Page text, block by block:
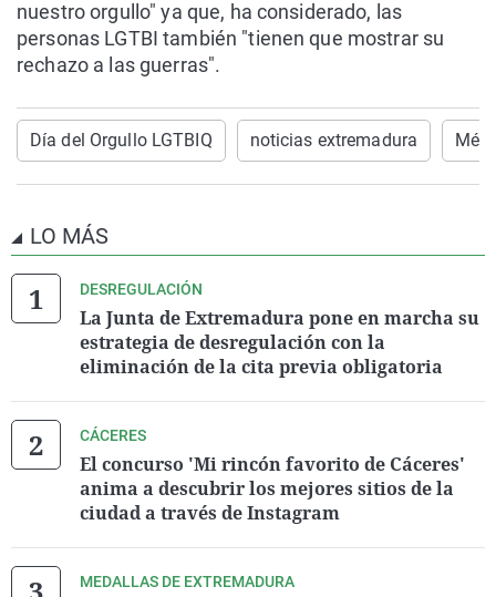
nuestro orgullo" ya que, ha considerado, las
personas LGTBI también "tienen que mostrar su
rechazo a las guerras".
Día del Orgullo LGTBIQ noticias extremadura
LO MÁS
DESREGULACIÓN
La Junta de Extremadura pone en marcha su
estrategia de desregulación con la
eliminación de la cita previa obligatoria
CÁCERES
El concurso 'Mi rincón favorito de Cáceres'
anima a descubrir los mejores sitios de la
ciudad a través de Instagram
MEDALLAS DE EXTREMADURA